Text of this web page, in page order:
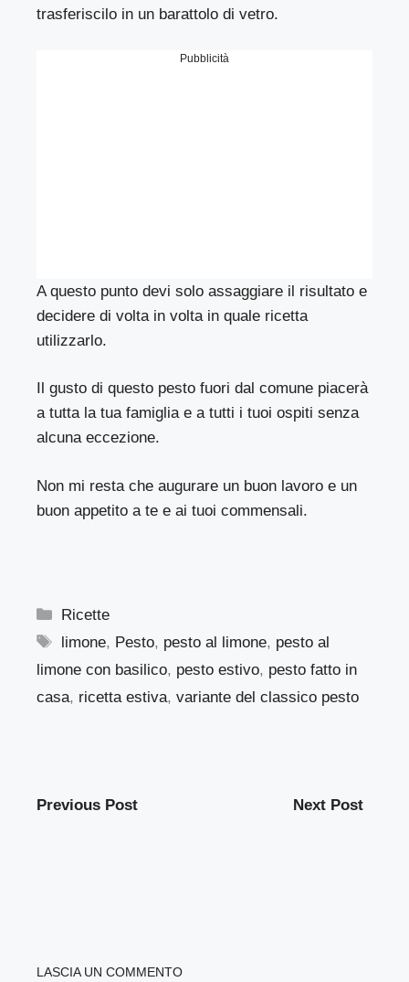
trasferiscilo in un barattolo di vetro.
Pubblicità
A questo punto devi solo assaggiare il risultato e
decidere di volta in volta in quale ricetta
utilizzarlo.
Il gusto di questo pesto fuori dal comune piacerà
a tutta la tua famiglia e a tutti i tuoi ospiti senza
alcuna eccezione.
Non mi resta che augurare un buon lavoro e un
buon appetito a te e ai tuoi commensali.
Categorie
Ricette
Tag
limone, Pesto, pesto al limone, pesto al
limone con basilico, pesto estivo, pesto fatto in
casa, ricetta estiva, variante del classico pesto
Previous Post Next Post
LASCIA UN COMMENTO